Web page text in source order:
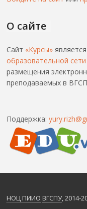
О сайте
Сайт «Курсы»
образовательной
размещения
преподаваемых в
Поддержка:
НОЦ ПИИО ВГСПУ, 2014-